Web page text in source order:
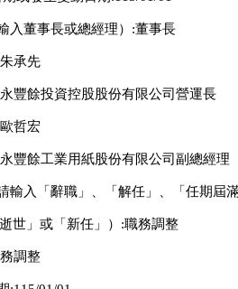
入董事長或總經理）:董事長
承先
豐餘投資控股股份有限公司營運長
哲宏
豐餘工業用紙股份有限公司副總經理
輸入「辭職」、「解任」、「任期屆
逝世」或「新任」）:職務調整
調整